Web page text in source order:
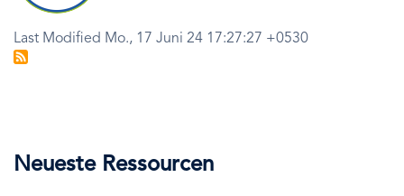
Last Modified Mo., 17 Juni 24 17:27:27 +0530
Neueste Ressourcen